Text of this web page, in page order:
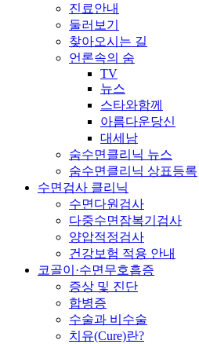
진료안내
둘러보기
찾아오시는 길
언론속의 숨
TV
뉴스
스타와함께
아름다운당신
대세남
숨수면클리닉 뉴스
숨수면클리닉 상표등록
수면검사 클리닉
수면다원검사
다중수면잠복기검사
양압적정검사
건강보험 적용 안내
코골이·수면무호흡증
증상 및 진단
합병증
수술과 비수술
치유(Cure)란?